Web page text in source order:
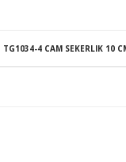
TG1034-4 CAM SEKERLIK 10